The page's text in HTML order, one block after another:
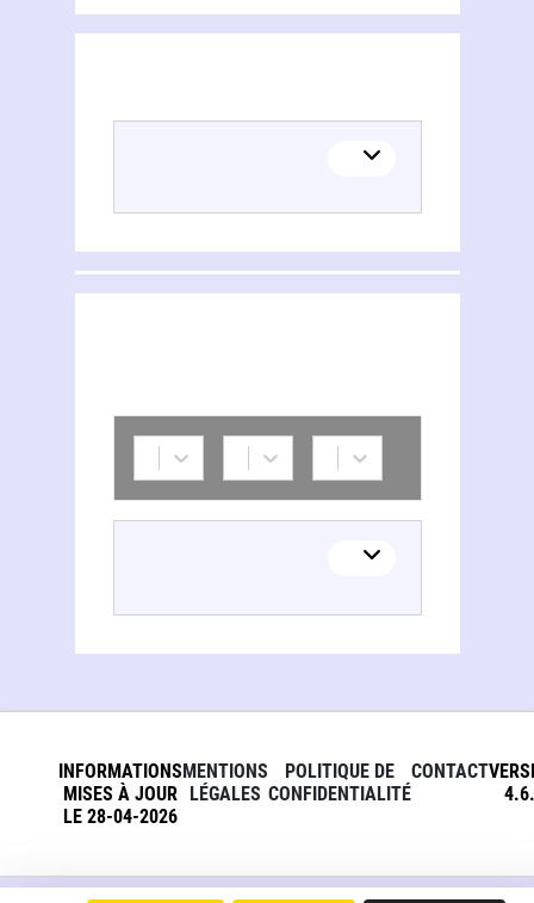
INFORMATIONS
MISES À JOUR
LE 28-04-2026
MENTIONS
LÉGALES
POLITIQUE DE
CONFIDENTIALITÉ
CONTACT